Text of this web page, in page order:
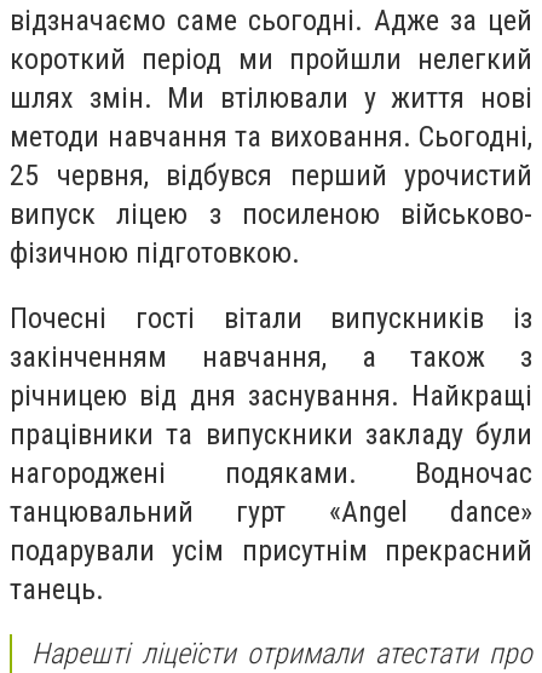
відзначаємо саме сьогодні. Адже за цей
короткий період ми пройшли нелегкий
шлях змін. Ми втілювали у життя нові
методи навчання та виховання. Сьогодні,
25 червня, відбувся перший урочистий
випуск ліцею з посиленою військово-
фізичною підготовкою.
Почесні гості вітали випускників із
закінченням навчання, а також з
річницею від дня заснування. Найкращі
працівники та випускники закладу були
нагороджені подяками. Водночас
танцювальний гурт «Angel dance»
подарували усім присутнім прекрасний
танець.
Нарешті ліцеїсти отримали атестати про